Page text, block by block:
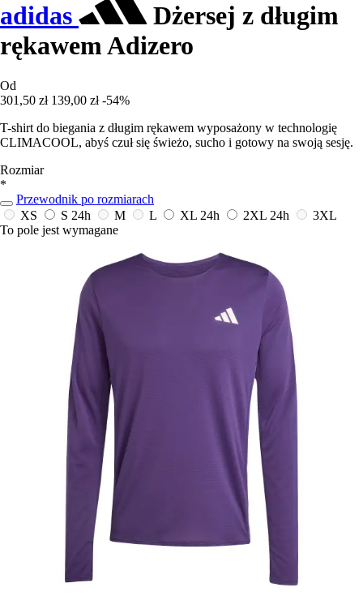
adidas
Dżersej z długim
rękawem Adizero
Od
301,50 zł 139,00 zł -54%
T-shirt do biegania z długim rękawem wyposażony w technologię
CLIMACOOL, abyś czuł się świeżo, sucho i gotowy na swoją sesję.
Rozmiar
*
Przewodnik po rozmiarach
XS
S 24h M L XL 24h 2XL 24h
3XL
To pole jest wymagane